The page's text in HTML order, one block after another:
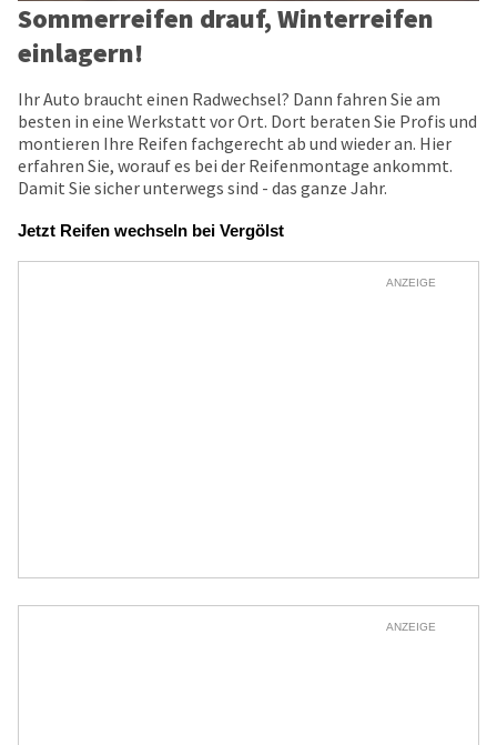
Sommerreifen drauf, Winterreifen
einlagern!
Ihr Auto braucht einen Radwechsel? Dann fahren Sie am
besten in eine Werkstatt vor Ort. Dort beraten Sie Profis und
montieren Ihre Reifen fachgerecht ab und wieder an. Hier
erfahren Sie, worauf es bei der Reifenmontage ankommt.
Damit Sie sicher unterwegs sind - das ganze Jahr.
Jetzt Reifen wechseln bei Vergölst
ANZEIGE
ANZEIGE